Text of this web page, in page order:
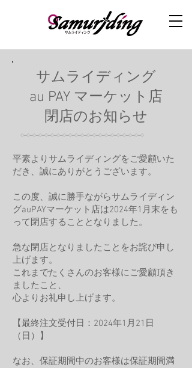
サムライディング
au PAY マーケット店
閉店のお知らせ
◇─◇─◇─◇─◇─◇─◇─◇─◇─◇─◇─◇─◇─◇─◇─◇─◇─◇─◇─◇─◇
平素よりサムライディングをご愛顧いた
だき、誠にありがとうございます。
この度、誠に勝手ながらサムライディン
グauPAYマーケット店は2024年1月末をも
って閉店することとなりました。
急な閉店となりましたことをお詫び申し
上げます。
これまでたくさんのお客様にご愛顧頂き
ましたこと、
心よりお礼申し上げます。
【最終注文受付日：2024年1月21日
（日）】
なお、保証期間中のお客様は保証期間満